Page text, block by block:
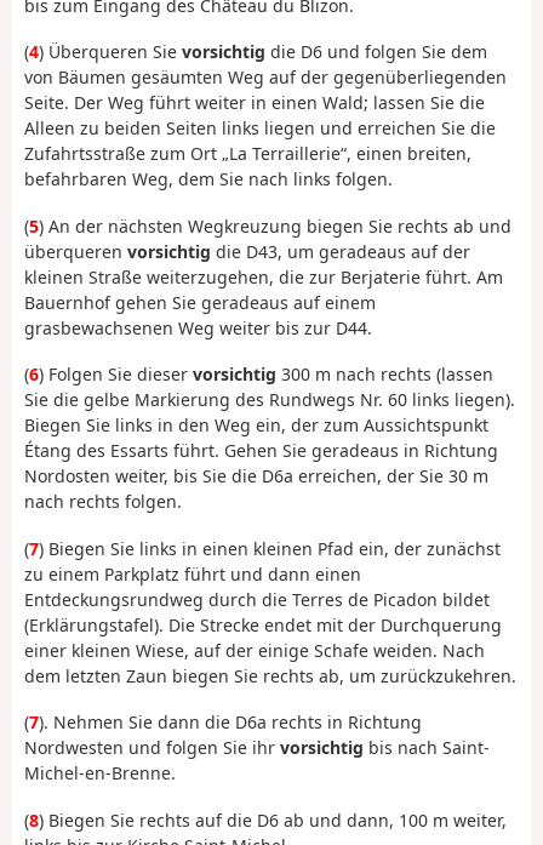
bis zum Eingang des Château du Blizon.
(4) Überqueren Sie vorsichtig die D6 und folgen Sie dem
von Bäumen gesäumten Weg auf der gegenüberliegenden
Seite. Der Weg führt weiter in einen Wald; lassen Sie die
Alleen zu beiden Seiten links liegen und erreichen Sie die
Zufahrtsstraße zum Ort „La Terraillerie“, einen breiten,
befahrbaren Weg, dem Sie nach links folgen.
(5) An der nächsten Wegkreuzung biegen Sie rechts ab und
überqueren vorsichtig die D43, um geradeaus auf der
kleinen Straße weiterzugehen, die zur Berjaterie führt. Am
Bauernhof gehen Sie geradeaus auf einem
grasbewachsenen Weg weiter bis zur D44.
(6) Folgen Sie dieser vorsichtig 300 m nach rechts (lassen
Sie die gelbe Markierung des Rundwegs Nr. 60 links liegen).
Biegen Sie links in den Weg ein, der zum Aussichtspunkt
Étang des Essarts führt. Gehen Sie geradeaus in Richtung
Nordosten weiter, bis Sie die D6a erreichen, der Sie 30 m
nach rechts folgen.
(7) Biegen Sie links in einen kleinen Pfad ein, der zunächst
zu einem Parkplatz führt und dann einen
Entdeckungsrundweg durch die Terres de Picadon bildet
(Erklärungstafel). Die Strecke endet mit der Durchquerung
einer kleinen Wiese, auf der einige Schafe weiden. Nach
dem letzten Zaun biegen Sie rechts ab, um zurückzukehren.
(7). Nehmen Sie dann die D6a rechts in Richtung
Nordwesten und folgen Sie ihr vorsichtig bis nach Saint-
Michel-en-Brenne.
(8) Biegen Sie rechts auf die D6 ab und dann, 100 m weiter,